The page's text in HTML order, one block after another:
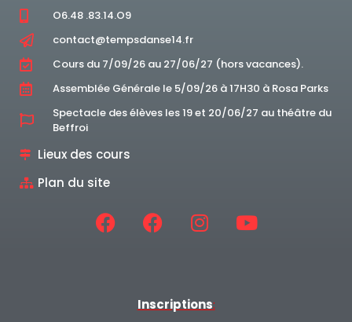
O6.48 .83.14.O9
contact@tempsdanse14.fr
Cours du 7/09/26 au 27/06/27 (hors vacances).
Assemblée Générale le 5/09/26 à 17H30 à Rosa Parks
Spectacle des élèves les 19 et 20/06/27 au théâtre du
Beffroi
Lieux des cours
Plan du site
Inscriptions: